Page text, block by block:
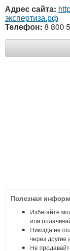
Адрес сайта:
экспертиза.рф
Телефон: 8 800
Полезная
Избегайте
или
Никогда не
через
Не